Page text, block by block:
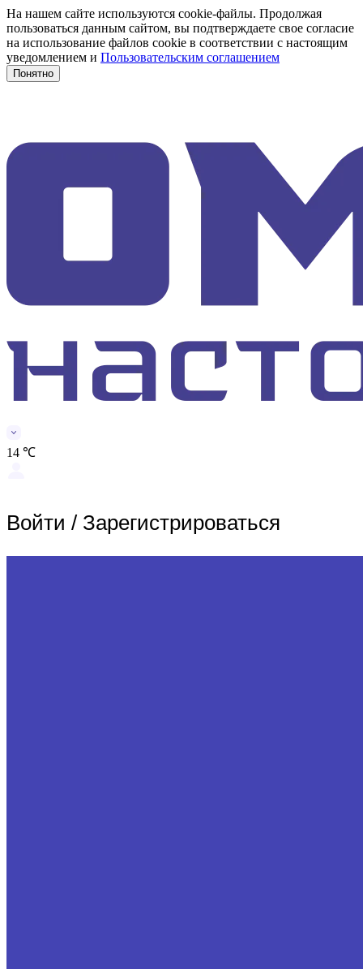
На нашем сайте используются cookie-файлы. Продолжая
пользоваться данным сайтом, вы подтверждаете свое согласие
на использование файлов cookie в соответствии с настоящим
уведомлением и Пользовательским соглашением
Понятно
14 ℃
Войти / Зарегистрироваться